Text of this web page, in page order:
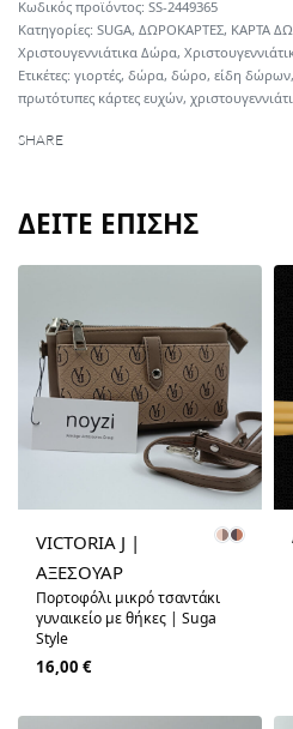
SS-2449365
Κατηγορίες: SUGA, ΔΩΡΟΚΑΡΤΕΣ, ΚΑΡΤΑ
Χριστουγεννιάτικα Δώρα,
Ετικέτες: γιορτές, δώρα, δώρο, είδη δώρων,
πρωτότυπες κάρτες ευχών,
SHARE
ΔΕΙΤΕ ΕΠΙΣΗΣ
VICTORIA J |
ΑΞΕΣΟΥΑΡ
Πορτοφόλι μικρό τσαντάκι
γυναικείο με θήκες | Suga
Style
16,00 €